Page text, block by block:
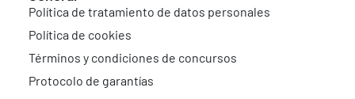
Política de tratamiento de datos personales
Política de cookies
Términos y condiciones de concursos
Protocolo de garantías